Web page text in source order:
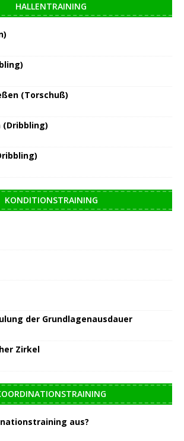
HALLENTRAINING
(Torschuß)
(Dribbling)
KONDITIONSTRAINING
der Grundlagenausdauer
Zirkel
aus?